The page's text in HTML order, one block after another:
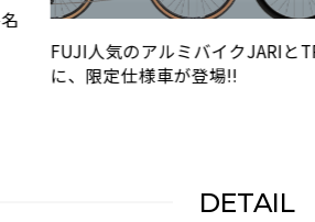
FUJI人気のアルミバイクJARIと
に、限定仕様車が登場!!
DETAIL